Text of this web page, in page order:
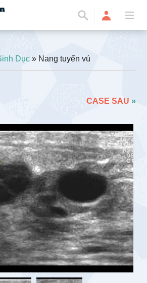
Dục » Nang tuyến vú
CASE SAU »